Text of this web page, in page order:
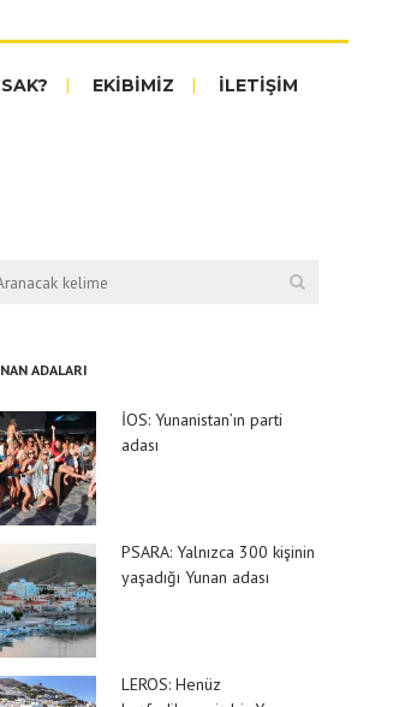
10
YAZ
EKİBİMİZ İLETİŞİM
ADALARI
İOS: Yunanistan’ın parti
adası
PSARA: Yalnızca 300 kişinin
yaşadığı Yunan adası
LEROS: Henüz